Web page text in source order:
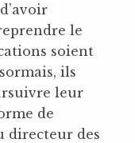
le
soient
ils
leur
de
directeur des